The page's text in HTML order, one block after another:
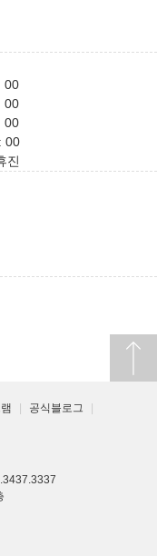
00
00
00
00
진
공식블로그